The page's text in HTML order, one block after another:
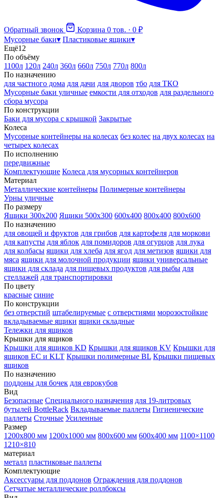
Обратный звонок Корзина 0 тов. · 0 ₽
Мусорные баки▾ Пластиковые ящики▾
Ещё12
По объёму
1100л 120л 240л 360л 660л 750л 770л 800л
По назначению
для частного дома для дачи для дворов тбо для ТКО
Мусорные баки уличные емкости для отходов для раздельного
сбора мусора
По конструкции
Баки для мусора с крышкой Закрытые
Колеса
Мусорные контейнеры на колесах без колес на двух колесах на
четырех колесах
По исполнению
передвижные
Комплектующие Колеса для мусорных контейнеров
Материал
Металлические контейнеры Полимерные контейнеры
Урны уличные
По размеру
Ящики 300х200 Ящики 500х300 600х400 800х400 800х600
По назначению
для овощей и фруктов для грибов для картофеля для моркови
для капусты для яблок для помидоров для огурцов для лука
для колбасы ящики для хлеба для ягод для метизов ящики для
мяса ящики для молочной продукции ящики универсальные
ящики для склада для пищевых продуктов для рыбы для
стеллажей для транспортировки
По цвету
красные синие
По конструкции
без отверстий штабелируемые с отверстиями морозостойкие
вкладываемые ящики ящики складные
Тележки для ящиков
Крышки для ящиков
Крышки для ящиков KD Крышки для ящиков KV Крышки для
ящиков EC и KLT Крышки полимерные BL Крышки пищевых
ящиков
По назначению
поддоны для бочек для еврокубов
Вид
Безопасные Специального назначения для 19-литровых
бутылей BottleRack Вкладываемые паллеты Гигиенические
паллеты Сточные Усиленные
Размер
1200х800 мм 1200х1000 мм 800х600 мм 600х400 мм 1100×1100
1210×810
материал
металл пластиковые паллеты
Комплектующие
Аксессуары для поддонов Ограждения для поддонов
Сетчатые металлические роллбоксы